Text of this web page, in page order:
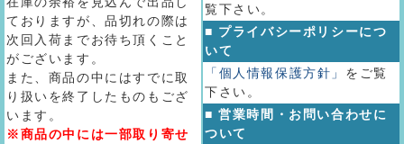
ておりますが、品切れの際は
次回入荷までお待ち頂くこと
がございます。
また、商品の中にはすでに取
り扱いを終了したものもござ
います。
※商品の中には一部取り寄せ
覧下さい。
■ プライバシーポリシーにつ
いて
「個人情報保護方針」 をご覧
下さい。
■ 営業時間・お問い合わせに
ついて